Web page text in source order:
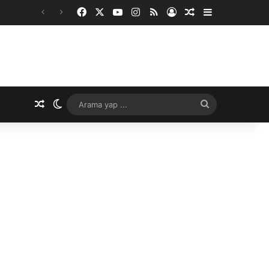
Facebook YouTubeInstagram
RSS Kayıt OlRastgele Makale
Rastgele Makale
Dış görünümü değiştir
yap